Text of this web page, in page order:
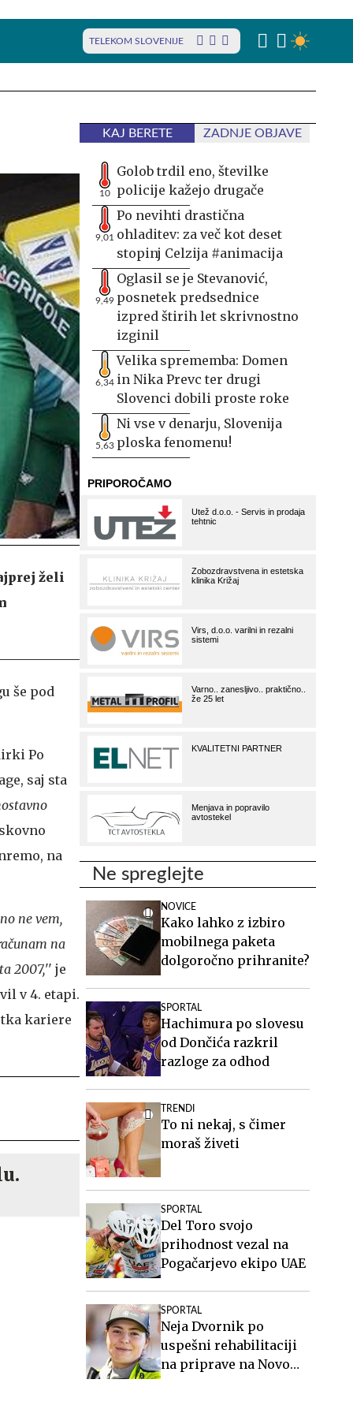
TELEKOM SLOVENIJE
želi
še pod
Po
saj sta
na
ne vem,
na
2007,'' je
v 4. etapi.
kariere
KAJ BERETE ZADNJE OBJAVE
10
Golob trdil eno, številke
policije kažejo drugače
9,01
Po nevihti drastična
ohladitev: za več kot deset
stopinj Celzija #animacija
9,49
Oglasil se je Stevanović,
posnetek predsednice
izpred štirih let skrivnostno
izginil
6,34
Velika sprememba: Domen
in Nika Prevc ter drugi
Slovenci dobili proste roke
5,63
Ni vse v denarju, Slovenija
ploska fenomenu!
Ne spreglejte
NOVICE
Kako lahko z izbiro
mobilnega paketa
dolgoročno prihranite?
SPORTAL
Hachimura po slovesu
od Dončića razkril
razloge za odhod
TRENDI
To ni nekaj, s čimer
moraš živeti
SPORTAL
Del Toro svojo
prihodnost vezal na
Pogačarjevo ekipo UAE
SPORTAL
Neja Dvornik po
uspešni rehabilitaciji
na priprave na Novo